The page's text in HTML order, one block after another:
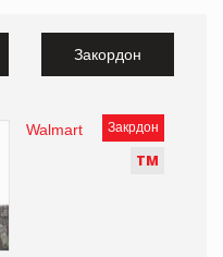
Закордон
Закрдон
ТМ
Walmart